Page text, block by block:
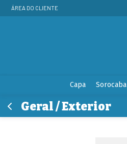
ÁREA DO CLIENTE
Capa Sorocaba
Geral / Exterior